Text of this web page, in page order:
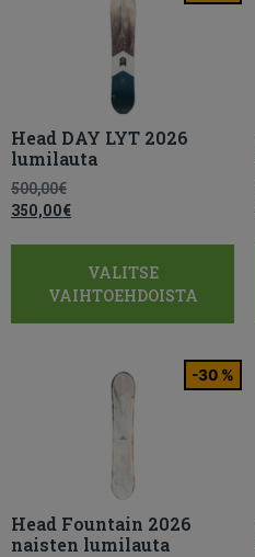
Head DAY LYT 2026
lumilauta
500,00€
350,00€
VALITSE
VAIHTOEHDOISTA
-30 %
Head Fountain 2026
naisten lumilauta